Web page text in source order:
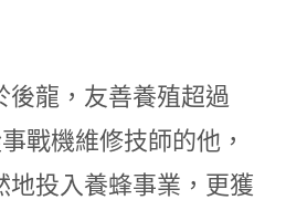
龍，友善養殖超過
戰機維修技師的他，
地投入養蜂事業，更獲